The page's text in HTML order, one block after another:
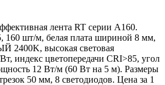
лента RT серии A160.
160 шт/м, белая плата шириной 8 мм,
2400K, высокая световая
индекс цветопередачи CRI>85, угол
12 Вт/м (60 Вт на 5 м). Размеры
50 мм, 8 светодиодов. Цена за 1